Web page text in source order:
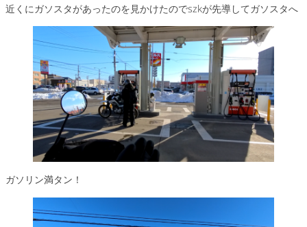
近くにガソスタがあったのを見かけたのでszkが先導してガソスタへ
ガソリン満タン！